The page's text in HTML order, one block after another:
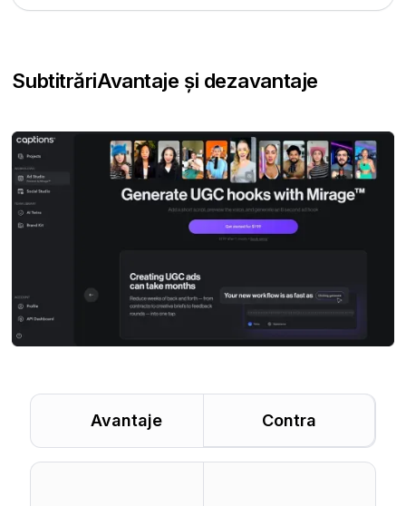
SubtitrăriAvantaje și dezavantaje
Avantaje Contra